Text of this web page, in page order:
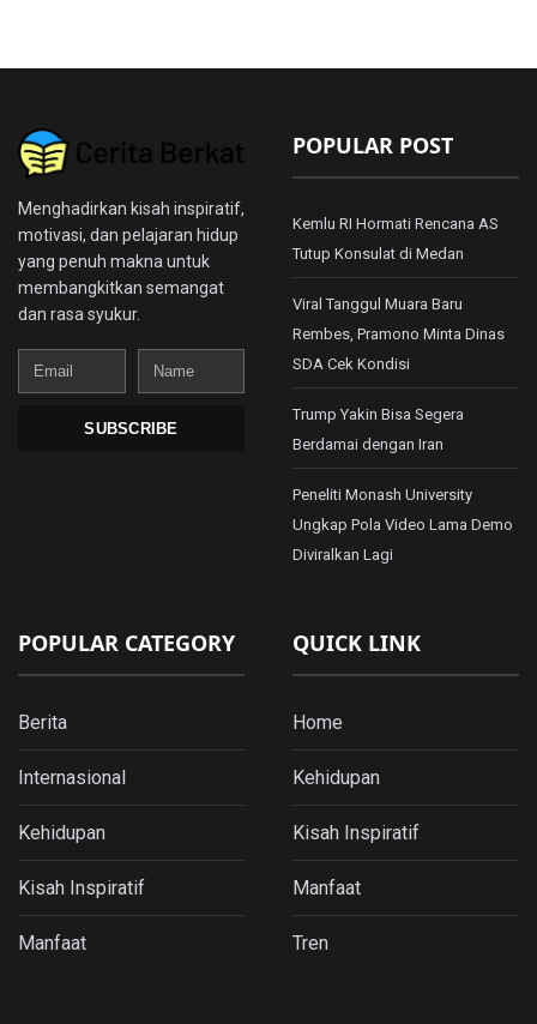
Menghadirkan kisah inspiratif,
motivasi, dan pelajaran hidup
yang penuh makna untuk
membangkitkan semangat
dan rasa syukur.
Email
Name
SUBSCRIBE
POPULAR POST
Kemlu RI Hormati Rencana AS
Tutup Konsulat di Medan
Viral Tanggul Muara Baru
Rembes, Pramono Minta Dinas
SDA Cek Kondisi
Trump Yakin Bisa Segera
Berdamai dengan Iran
Peneliti Monash University
Ungkap Pola Video Lama Demo
Diviralkan Lagi
POPULAR CATEGORY
Berita
Internasional
Kehidupan
Kisah Inspiratif
Manfaat
QUICK LINK
Home
Kehidupan
Kisah Inspiratif
Manfaat
Tren